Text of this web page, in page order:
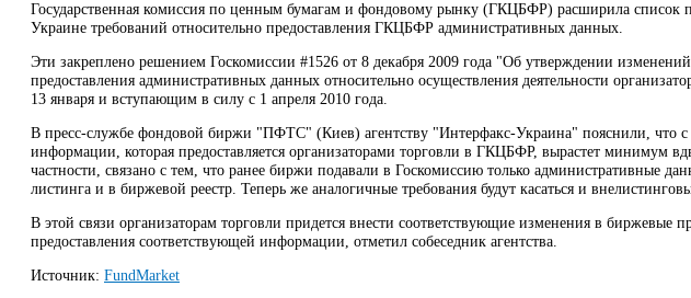
Государственная комиссия по ценным бумагам и фондовому рынку (ГКЦБФР) расширила список
Украине требований относительно предоставления ГКЦБФР административных данных.
Эти закреплено решением Госкомиссии #1526 от 8 декабря 2009 года "Об утверждении
предоставления административных данных относительно осуществления деятельности
13 января и вступающим в силу с 1 апреля 2010 года.
В пресс-службе фондовой биржи "ПФТС" (Киев) агентству "Интерфакс-Украина" пояснили, что с
информации, которая предоставляется организаторами торговли в ГКЦБФР, вырастет минимум
частности, связано с тем, что ранее биржи подавали в Госкомиссию только административные
листинга и в биржевой реестр. Теперь же аналогичные требования будут касаться и
В этой связи организаторам торговли придется внести соответствующие изменения в биржевые
предоставления соответствующей информации, отметил собеседник агентства.
Источник: FundMarket